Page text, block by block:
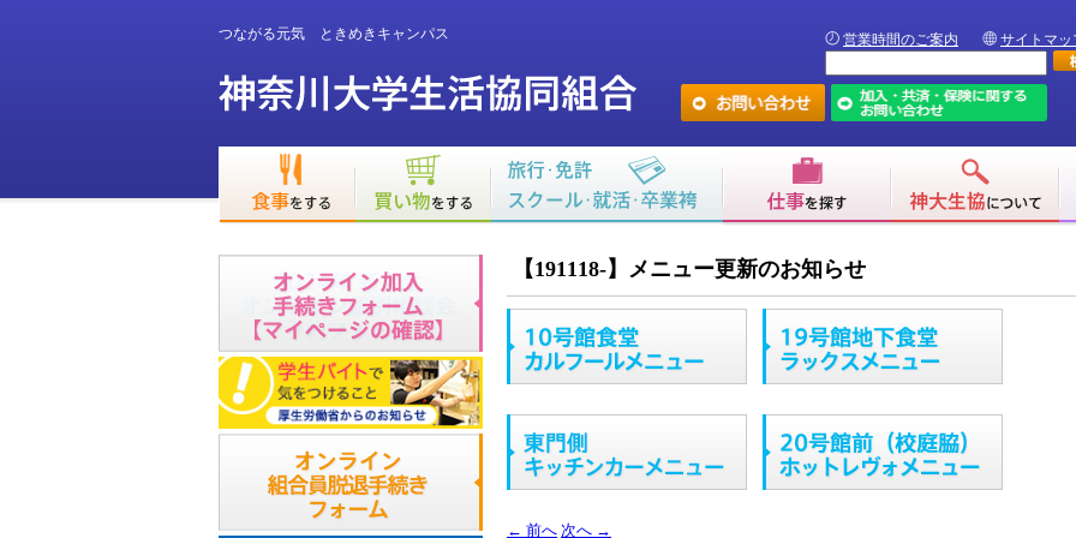
つながる元気 ときめきキャンパス 営業時間のご案内 サイトマッ
【191118-】メニュー更新のお知らせ
← 前へ 次へ →